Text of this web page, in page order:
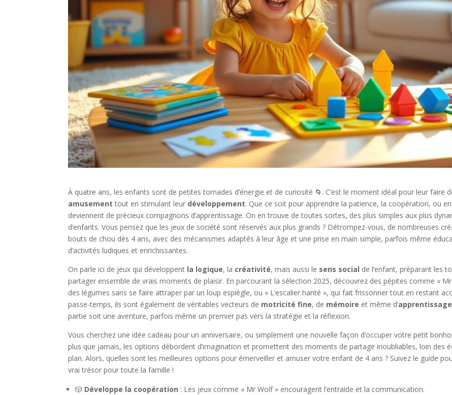
À quatre ans, les enfants sont de petites tornades d’énergie et de curiosité 🌀. C’est le moment idéal pour leur faire
amusement tout en stimulant leur développement. Que ce soit pour apprendre la patience, la coopération, ou
deviennent de précieux compagnons d’apprentissage. On en trouve de toutes sortes, des plus simples aux plus
d’enfants. Vous pensez que les jeux de société sont réservés aux plus grands ? Détrompez-vous, de nombreuses
bouts de chou dès 4 ans, avec des mécanismes adaptés à leur âge et une prise en main simple, parfois même
d’activités ludiques et enrichissantes.
On parle ici de jeux qui développent la logique, la créativité, mais aussi le sens social de l’enfant, préparant les
partager ensemble de vrais moments de plaisir. En parcourant la sélection 2025, découvrez des pépites comme «
des légumes sans se faire attraper par un loup espiègle, ou « L’escalier hanté », qui fait frissonner tout en restant
passe-temps, ils sont également de véritables vecteurs de motricité fine, de mémoire et même d’
partie soit une aventure, parfois même un premier pas vers la stratégie et la réflexion.
Vous cherchez une idée cadeau pour un anniversaire, ou simplement une nouvelle façon d’occuper votre petit
plus que jamais, les options débordent d’imagination et promettent des moments de partage inoubliables, loin des
plan. Alors, quelles sont les meilleures options pour émerveiller et amuser votre enfant de 4 ans ? Suivez le guide
vrai trésor pour toute la famille !
🎲 Développe la coopération : Les jeux comme « Mr Wolf » encouragent l’entraide et la communication.